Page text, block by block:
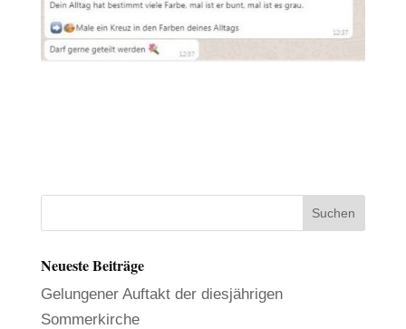
Neueste Beiträge
Gelungener Auftakt der diesjährigen
Sommerkirche